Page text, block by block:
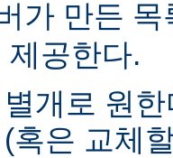
가 만든
제공한다.
개로 원
혹은 교체